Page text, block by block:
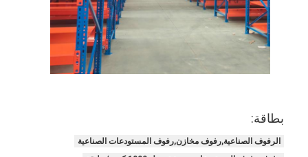
منصة الهيكل الصلب
علب البلاستيك من هيدبليو
المنصات الصلب
بطاقة:
الرفوف الصناعية,رفوف مخازن,رفوف المستودعات الصناعية